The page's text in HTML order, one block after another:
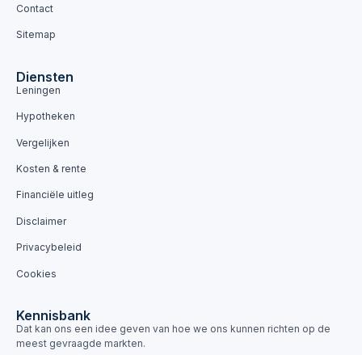
Contact
Sitemap
Diensten
Leningen
Hypotheken
Vergelijken
Kosten & rente
Financiële uitleg
Disclaimer
Privacybeleid
Cookies
Kennisbank
Dat kan ons een idee geven van hoe we ons kunnen richten op de
meest gevraagde markten.